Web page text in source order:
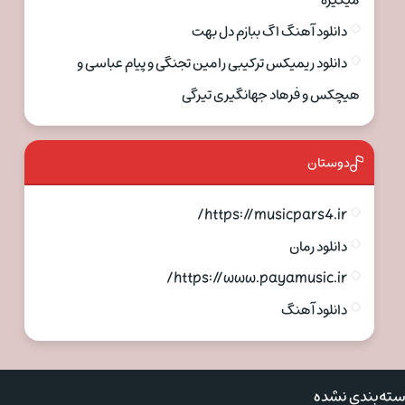
دانلود آهنگ اگ ببازم دل بهت
دانلود ریمیکس ترکیبی رامین تجنگی و پیام عباسی و
هیچکس و فرهاد جهانگیری تیرگی
دوستان
https://musicpars4.ir/
دانلود رمان
https://www.payamusic.ir/
دانلود آهنگ
نشده